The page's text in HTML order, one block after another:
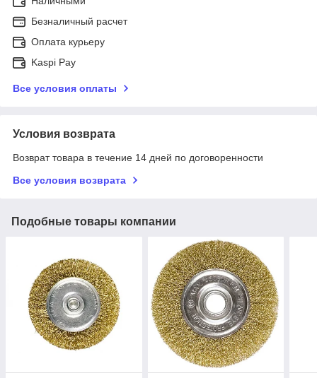
Безналичный расчет
Оплата курьеру
Kaspi Pay
Все условия оплаты
Условия возврата
Возврат товара в течение 14 дней по договоренности
Все условия возврата
Подобные товары компании